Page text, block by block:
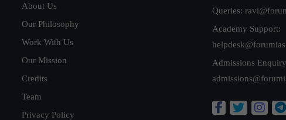
About Us
Our Philosophy
Work With Us
Our Mission
Credits
Team
Privacy Policy
Queries:
Academy Support:
Admissions